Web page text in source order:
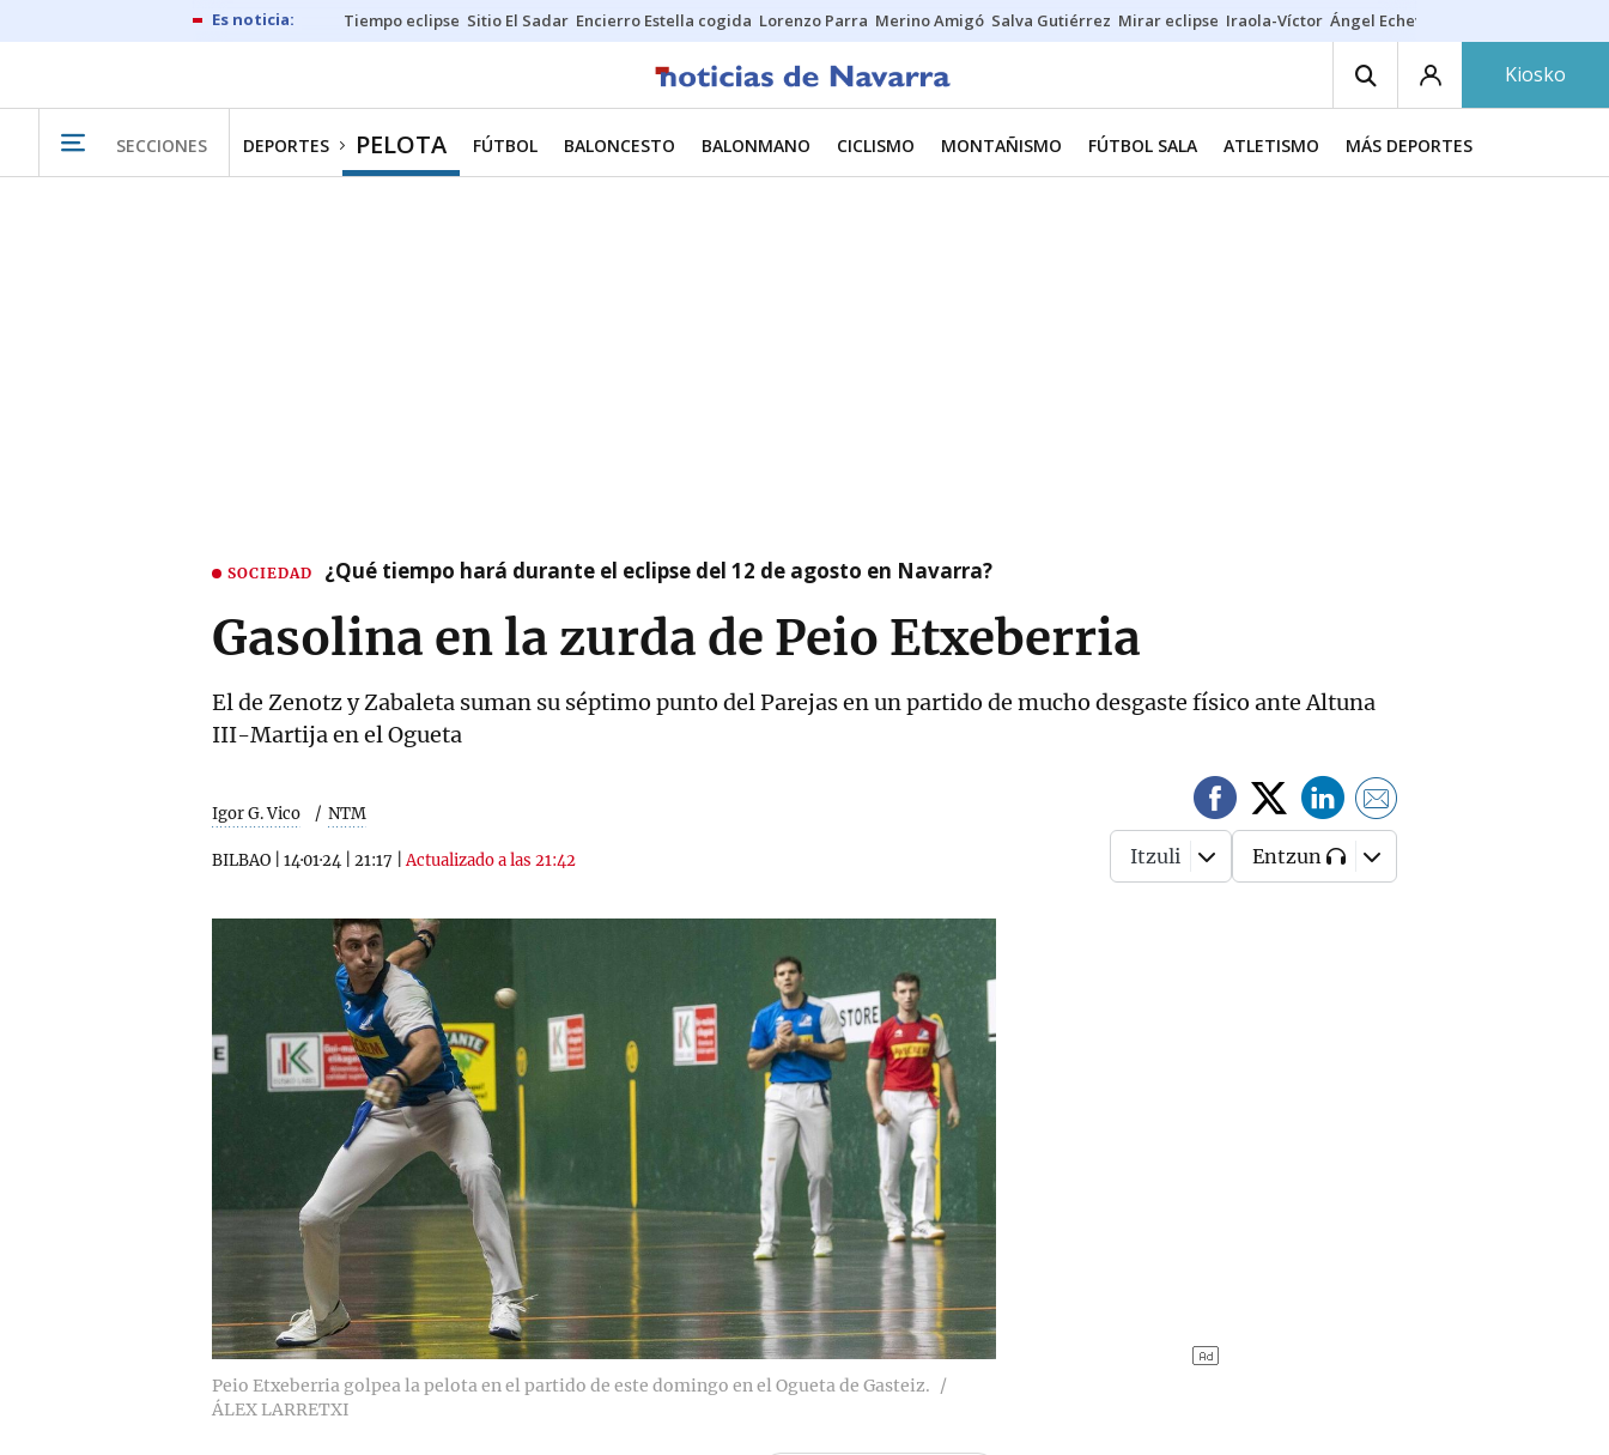
Tiempo eclipse Sitio El Sadar Encierro Estella cogida Lorenzo Parra Merino Amigó Salva Gutiérrez Mirar eclipse Iraola-Víctor Ángel Echeverría
Kiosko
SECCIONES DEPORTES PELOTA FÚTBOL BALONCESTO BALONMANO CICLISMO MONTAÑISMO FÚTBOL SALA ATLETISMO MÁS DEPORTES
SOCIEDAD ¿Qué tiempo hará durante el eclipse del 12 de agosto en Navarra?
Gasolina en la zurda de Peio Etxeberria
El de Zenotz y Zabaleta suman su séptimo punto del Parejas en un partido de mucho desgaste físico ante Altuna
III-Martija en el Ogueta
Igor G. Vico NTM
BILBAO 14·01·24 21:17 |Actualizado a las 21:42 Itzuli Entzun
Peio Etxeberria golpea la pelota en el partido de este domingo en el Ogueta de Gasteiz.
ÁLEX LARRETXI